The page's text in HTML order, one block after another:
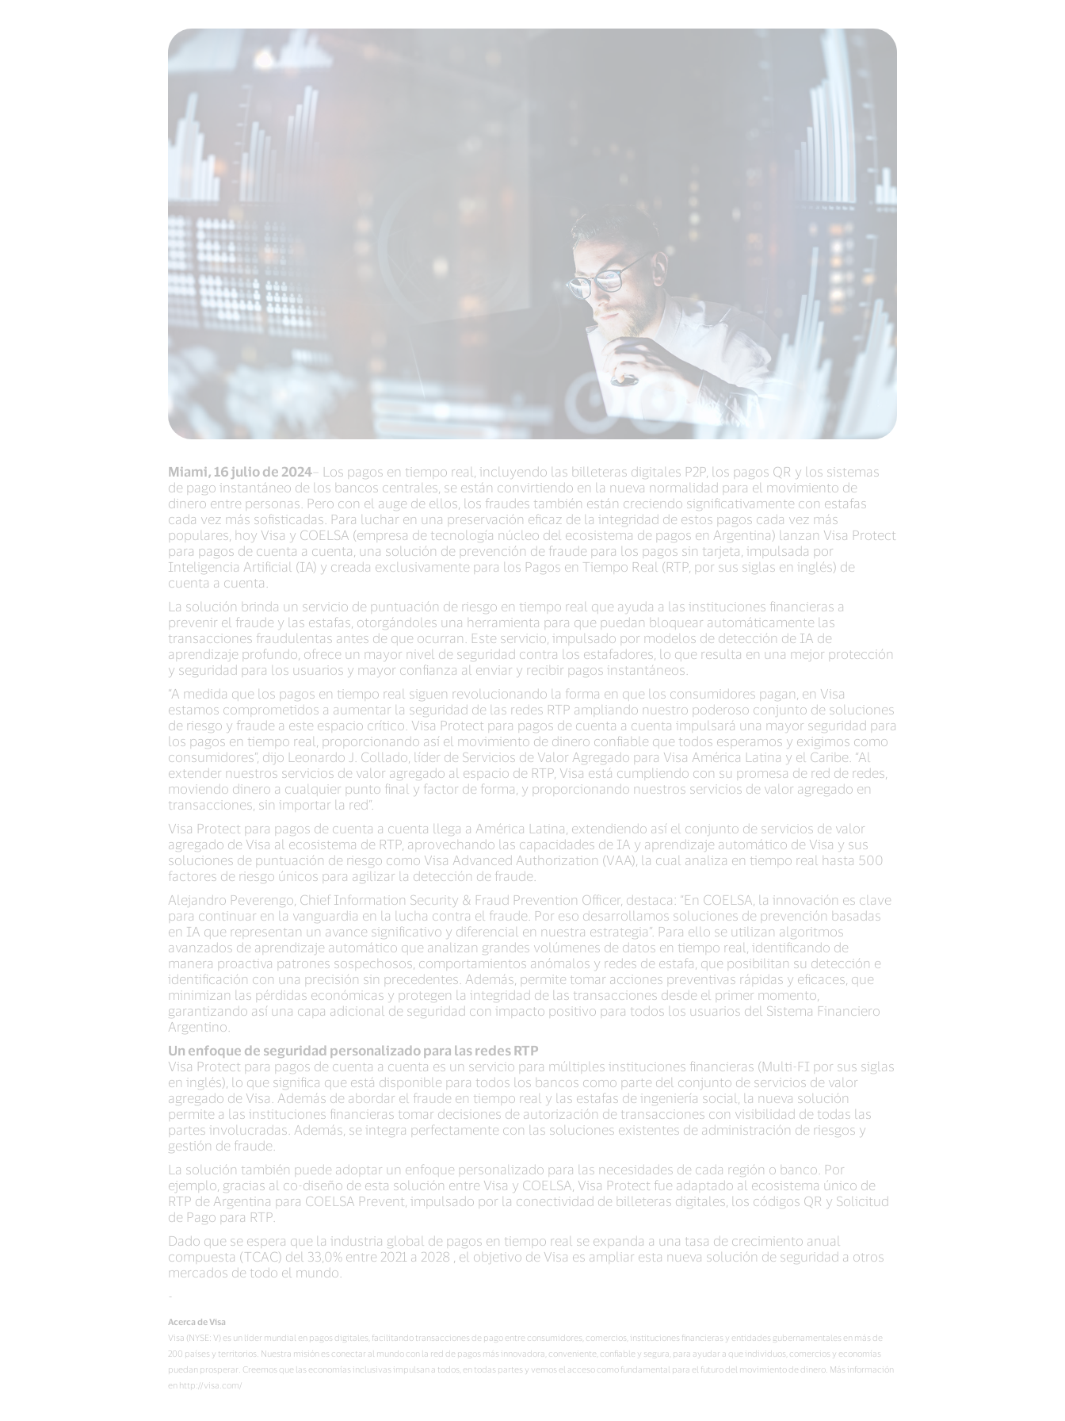
Miami, 16 julio de 2024– Los pagos en tiempo real, incluyendo las billeteras digitales P2P, los pagos QR y los sistemas
de pago instantáneo de los bancos centrales, se están convirtiendo en la nueva normalidad para el movimiento de
dinero entre personas. Pero con el auge de ellos, los fraudes también están creciendo significativamente con estafas
cada vez más sofisticadas. Para luchar en una preservación eficaz de la integridad de estos pagos cada vez más
populares, hoy Visa y COELSA (empresa de tecnología núcleo del ecosistema de pagos en Argentina) lanzan Visa Protect
para pagos de cuenta a cuenta, una solución de prevención de fraude para los pagos sin tarjeta, impulsada por
Inteligencia Artificial (IA) y creada exclusivamente para los Pagos en Tiempo Real (RTP, por sus siglas en inglés) de
cuenta a cuenta.
La solución brinda un servicio de puntuación de riesgo en tiempo real que ayuda a las instituciones financieras a
prevenir el fraude y las estafas, otorgándoles una herramienta para que puedan bloquear automáticamente las
transacciones fraudulentas antes de que ocurran. Este servicio, impulsado por modelos de detección de IA de
aprendizaje profundo, ofrece un mayor nivel de seguridad contra los estafadores, lo que resulta en una mejor protección
y seguridad para los usuarios y mayor confianza al enviar y recibir pagos instantáneos.
“A medida que los pagos en tiempo real siguen revolucionando la forma en que los consumidores pagan, en Visa
estamos comprometidos a aumentar la seguridad de las redes RTP ampliando nuestro poderoso conjunto de soluciones
de riesgo y fraude a este espacio crítico. Visa Protect para pagos de cuenta a cuenta impulsará una mayor seguridad para
los pagos en tiempo real, proporcionando así el movimiento de dinero confiable que todos esperamos y exigimos como
consumidores”, dijo Leonardo J. Collado, líder de Servicios de Valor Agregado para Visa América Latina y el Caribe. “Al
extender nuestros servicios de valor agregado al espacio de RTP, Visa está cumpliendo con su promesa de red de redes,
moviendo dinero a cualquier punto final y factor de forma, y proporcionando nuestros servicios de valor agregado en
transacciones, sin importar la red”.
Visa Protect para pagos de cuenta a cuenta llega a América Latina, extendiendo así el conjunto de servicios de valor
agregado de Visa al ecosistema de RTP, aprovechando las capacidades de IA y aprendizaje automático de Visa y sus
soluciones de puntuación de riesgo como Visa Advanced Authorization (VAA), la cual analiza en tiempo real hasta 500
factores de riesgo únicos para agilizar la detección de fraude.
Alejandro Peverengo, Chief Information Security & Fraud Prevention Officer, destaca: “En COELSA, la innovación es clave
para continuar en la vanguardia en la lucha contra el fraude. Por eso desarrollamos soluciones de prevención basadas
en IA que representan un avance significativo y diferencial en nuestra estrategia”. Para ello se utilizan algoritmos
avanzados de aprendizaje automático que analizan grandes volúmenes de datos en tiempo real, identificando de
manera proactiva patrones sospechosos, comportamientos anómalos y redes de estafa, que posibilitan su detección e
identificación con una precisión sin precedentes. Además, permite tomar acciones preventivas rápidas y eficaces, que
minimizan las pérdidas económicas y protegen la integridad de las transacciones desde el primer momento,
garantizando así una capa adicional de seguridad con impacto positivo para todos los usuarios del Sistema Financiero
Argentino.
Un enfoque de seguridad personalizado para las redes RTP
Visa Protect para pagos de cuenta a cuenta es un servicio para múltiples instituciones financieras (Multi-FI por sus siglas
en inglés), lo que significa que está disponible para todos los bancos como parte del conjunto de servicios de valor
agregado de Visa. Además de abordar el fraude en tiempo real y las estafas de ingeniería social, la nueva solución
permite a las instituciones financieras tomar decisiones de autorización de transacciones con visibilidad de todas las
partes involucradas. Además, se integra perfectamente con las soluciones existentes de administración de riesgos y
gestión de fraude.
La solución también puede adoptar un enfoque personalizado para las necesidades de cada región o banco. Por
ejemplo, gracias al co-diseño de esta solución entre Visa y COELSA, Visa Protect fue adaptado al ecosistema único de
RTP de Argentina para COELSA Prevent, impulsado por la conectividad de billeteras digitales, los códigos QR y Solicitud
de Pago para RTP.
Dado que se espera que la industria global de pagos en tiempo real se expanda a una tasa de crecimiento anual
compuesta (TCAC) del 33,0% entre 2021 a 2028 , el objetivo de Visa es ampliar esta nueva solución de seguridad a otros
mercados de todo el mundo.
-
Acerca de Visa
Visa (NYSE: V) es un líder mundial en pagos digitales, facilitando transacciones de pago entre consumidores, comercios, instituciones financieras y entidades gubernamentales en más de
200 países y territorios. Nuestra misión es conectar al mundo con la red de pagos más innovadora, conveniente, confiable y segura, para ayudar a que individuos, comercios y economías
puedan prosperar. Creemos que las economías inclusivas impulsan a todos, en todas partes y vemos el acceso como fundamental para el futuro del movimiento de dinero. Más información
en http://visa.com/